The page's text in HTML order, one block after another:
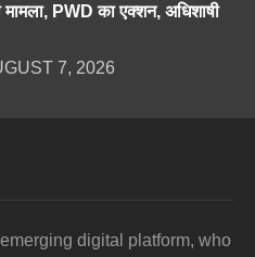
PWD का एक्शन, अधिशाषी
7, 2026
digital platform, who